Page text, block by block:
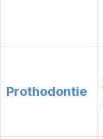
Prothodontie